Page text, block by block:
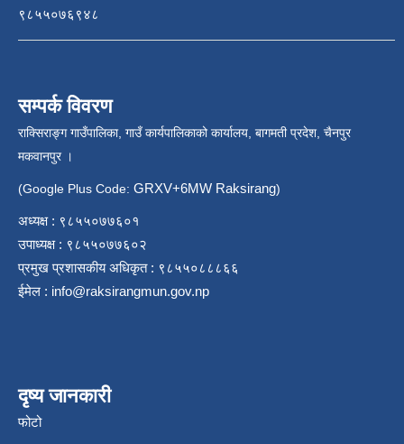
९८५५०७६९४८
सम्पर्क विवरण
राक्सिराङ्ग गाउँपालिका, गाउँ कार्यपालिकाको कार्यालय, बागमती प्रदेश, चैनपुर
मकवानपुर ।
(Google Plus Code: GRXV+6MW Raksirang)
अध्यक्ष : ९८५५०७७६०१
उपाध्यक्ष : ९८५५०७७६०२
प्रमुख प्रशासकीय अधिकृत : ९८५५०८८८६६
ईमेल : info@raksirangmun.gov.np
दृष्य जानकारी
फोटो